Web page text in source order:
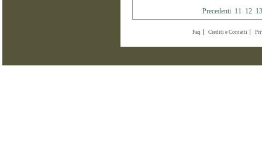
Precedenti 11 12 13
Faq Crediti e Contatti